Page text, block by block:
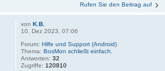
Rufen Sie den Beitrag auf
von K.B.
10. Dez 2023, 07:06
Forum: Hilfe und Support (Android)
Thema: BosMon schließt einfach.
Antworten: 32
Zugriffe: 120810